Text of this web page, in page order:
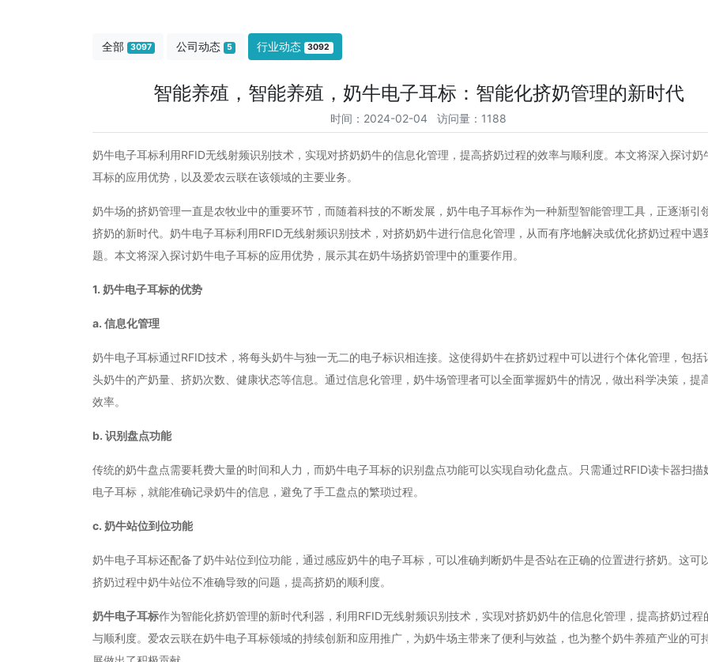
全部 3097 公司动态 5 行业动态 3092
智能养殖，智能养殖，奶牛电子耳标：智能化挤奶管理的新时代
时间：2024-02-04 访问量：1188
奶牛电子耳标利用RFID无线射频识别技术，实现对挤奶奶牛的信息化管理，提高挤奶过程的效率与顺利度。本文将深入探讨奶
耳标的应用优势，以及爱农云联在该领域的主要业务。
奶牛场的挤奶管理一直是农牧业中的重要环节，而随着科技的不断发展，奶牛电子耳标作为一种新型智能管理工具，正逐渐引
挤奶的新时代。奶牛电子耳标利用RFID无线射频识别技术，对挤奶奶牛进行信息化管理，从而有序地解决或优化挤奶过程中遇
题。本文将深入探讨奶牛电子耳标的应用优势，展示其在奶牛场挤奶管理中的重要作用。
1. 奶牛电子耳标的优势
a. 信息化管理
奶牛电子耳标通过RFID技术，将每头奶牛与独一无二的电子标识相连接。这使得奶牛在挤奶过程中可以进行个体化管理，包括
头奶牛的产奶量、挤奶次数、健康状态等信息。通过信息化管理，奶牛场管理者可以全面掌握奶牛的情况，做出科学决策，提
效率。
b. 识别盘点功能
传统的奶牛盘点需要耗费大量的时间和人力，而奶牛电子耳标的识别盘点功能可以实现自动化盘点。只需通过RFID读卡器扫描
电子耳标，就能准确记录奶牛的信息，避免了手工盘点的繁琐过程。
c. 奶牛站位到位功能
奶牛电子耳标还配备了奶牛站位到位功能，通过感应奶牛的电子耳标，可以准确判断奶牛是否站在正确的位置进行挤奶。这可
挤奶过程中奶牛站位不准确导致的问题，提高挤奶的顺利度。
奶牛电子耳标作为智能化挤奶管理的新时代利器，利用RFID无线射频识别技术，实现对挤奶奶牛的信息化管理，提高挤奶过程
与顺利度。爱农云联在奶牛电子耳标领域的持续创新和应用推广，为奶牛场主带来了便利与效益，也为整个奶牛养殖产业的可